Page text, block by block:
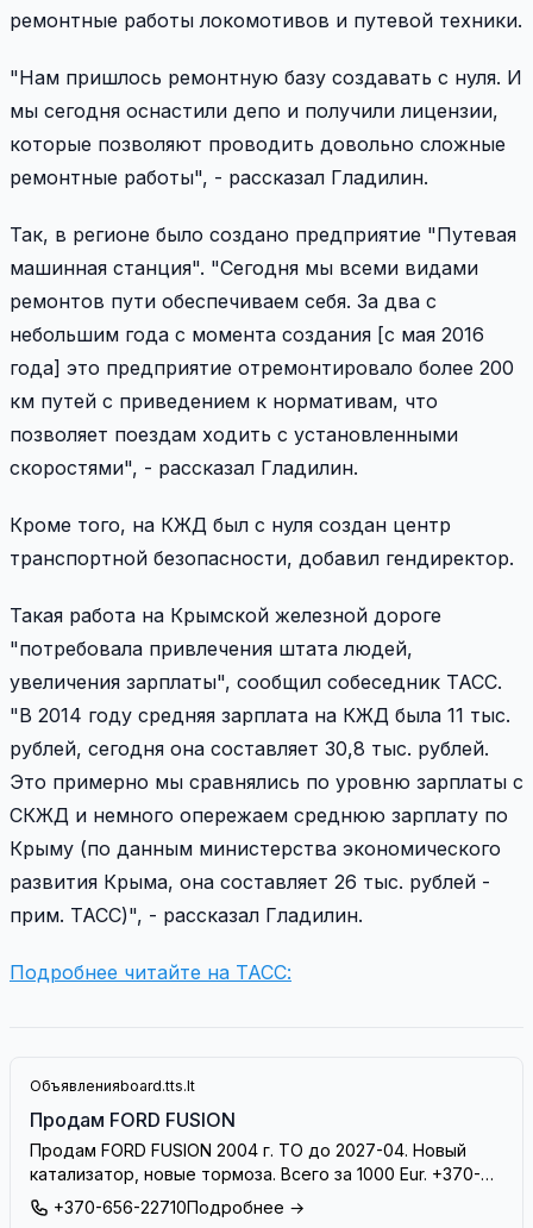
ремонтные работы локомотивов и путевой техники.
"Нам пришлось ремонтную базу создавать с нуля. И
мы сегодня оснастили депо и получили лицензии,
которые позволяют проводить довольно сложные
ремонтные работы", - рассказал Гладилин.
Так, в регионе было создано предприятие "Путевая
машинная станция". "Сегодня мы всеми видами
ремонтов пути обеспечиваем себя. За два с
небольшим года с момента создания [с мая 2016
года] это предприятие отремонтировало более 200
км путей с приведением к нормативам, что
позволяет поездам ходить с установленными
скоростями", - рассказал Гладилин.
Кроме того, на КЖД был с нуля создан центр
транспортной безопасности, добавил гендиректор.
Такая работа на Крымской железной дороге
"потребовала привлечения штата людей,
увеличения зарплаты", сообщил собеседник ТАСС.
"В 2014 году средняя зарплата на КЖД была 11 тыс.
рублей, сегодня она составляет 30,8 тыс. рублей.
Это примерно мы сравнялись по уровню зарплаты с
СКЖД и немного опережаем среднюю зарплату по
Крыму (по данным министерства экономического
развития Крыма, она составляет 26 тыс. рублей -
прим. ТАСС)", - рассказал Гладилин.
Подробнее читайте на ТАСС:
Объявленияboard.tts.lt
Продам FORD FUSION
Продам FORD FUSION 2004 г. ТО до 2027-04. Новый
катализатор, новые тормоза. Всего за 1000 Eur. +370-
656-22710
+370-656-22710Подробнее →